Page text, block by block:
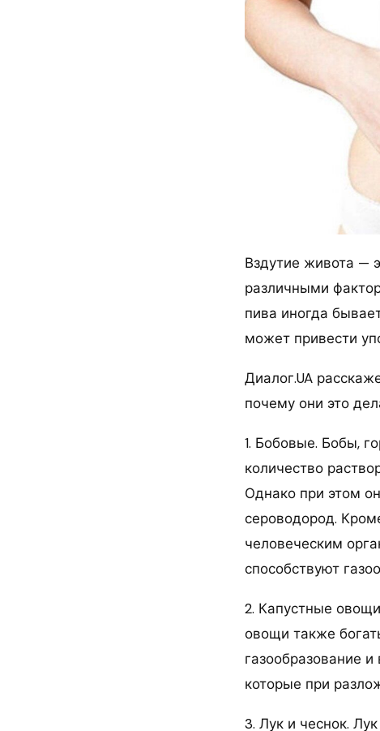
Вздутие живота —
различными
пива иногда
может привести
Диалог.UA
почему они это
1. Бобовые. Бобы,
количество
Однако при этом
сероводород.
человеческим
способствуют
2. Капустные
овощи также
газообразование
которые при
3. Лук и чеснок.